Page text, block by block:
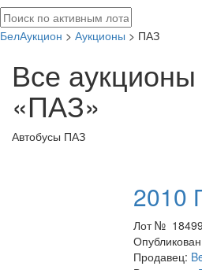
БелАукцион > Аукционы > ПАЗ
Все
«ПАЗ»
Автобусы ПАЗ
2010
Лот №
Продавец: